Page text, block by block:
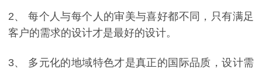
2、 每个人与每个人的审美与喜好都不同，只有满足
客户的需求的设计才是最好的设计。
3、 多元化的地域特色才是真正的国际品质，设计需